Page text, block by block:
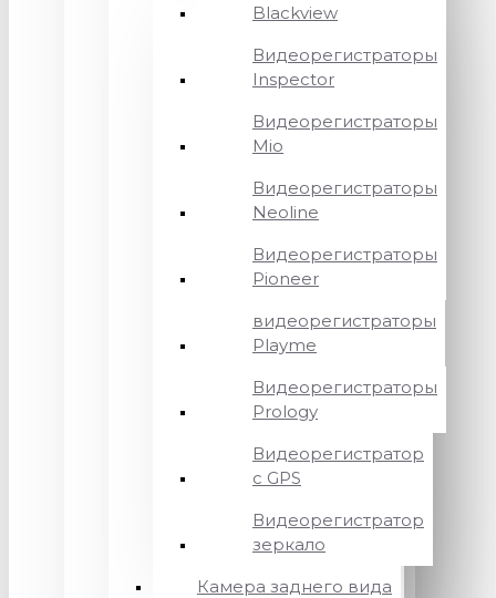
Blackview
Видеорегистраторы
Inspector
Видеорегистраторы
Mio
Видеорегистраторы
Neoline
Видеорегистраторы
Pioneer
видеорегистраторы
Playme
Видеорегистраторы
Prology
Видеорегистратор
с GPS
Видеорегистратор
зеркало
Камера заднего вида